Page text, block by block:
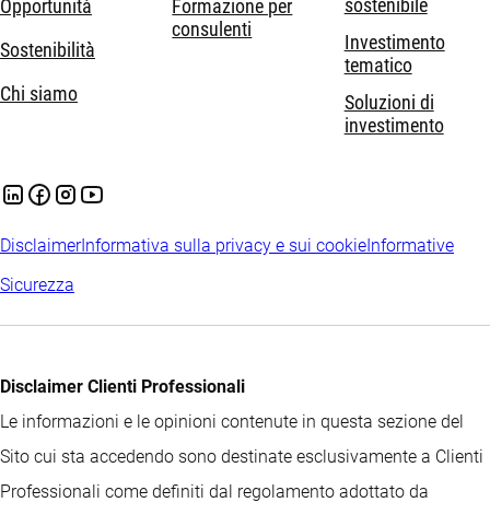
Opportunità
Sostenibilità
Chi siamo
Formazione per
consulenti
sostenibile
Investimento
tematico
Soluzioni di
investimento
DisclaimerInformativa sulla privacy e sui cookieInformative
Sicurezza
Disclaimer Clienti Professionali
Le informazioni e le opinioni contenute in questa sezione del
Sito cui sta accedendo sono destinate esclusivamente a Clienti
Professionali come definiti dal regolamento adottato da